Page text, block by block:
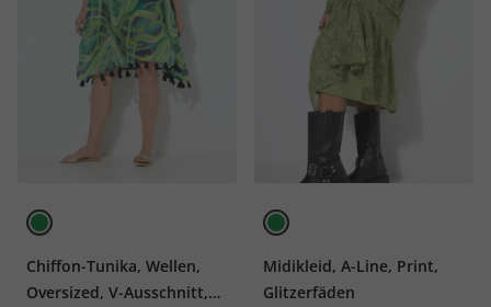
Chiffon-Tunika, Wellen,
Oversized, V-Ausschnitt,
Midikleid, A-Line, Print,
Glitzerfäden